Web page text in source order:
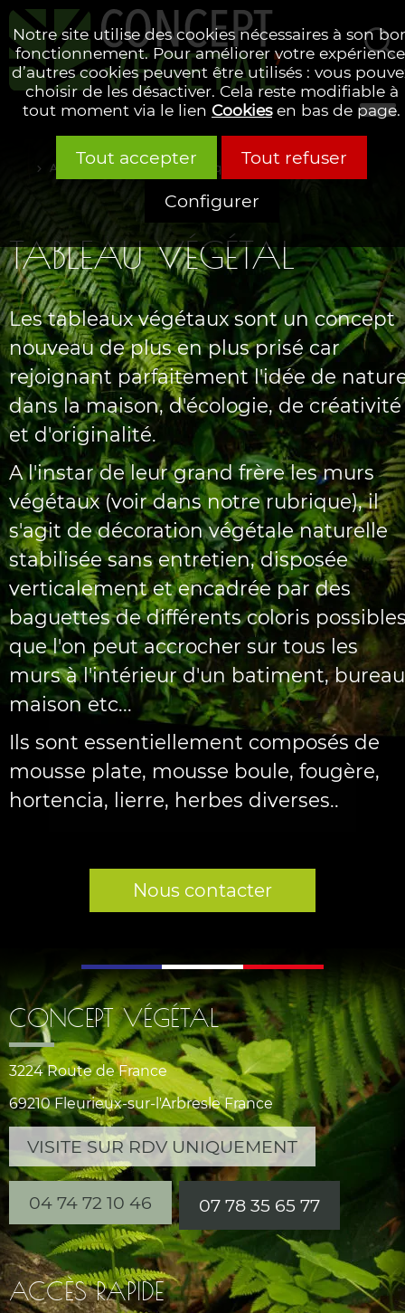
Notre site utilise des cookies nécessaires à son
fonctionnement. Pour améliorer votre
d’autres cookies peuvent être utilisés : vous
choisir de les désactiver. Cela reste modifiable à
tout moment via le lien Cookiesen bas de page.
Tout accepter
Tout refuser
Configurer
Rechercher
Accueil Glossaire alphabétique
TABLEAU VÉGÉTAL
Les tableaux végétaux sont un concept
nouveau de plus en plus prisé car
rejoignant parfaitement l'idée de
dans la maison, d'écologie, de créativité
et d'originalité.
A l'instar de leur grand frère les murs
végétaux (voir dans notre rubrique), il
s'agit de décoration végétale naturelle
stabilisée sans entretien, disposée
verticalement et encadrée par des
baguettes de différents coloris
que l'on peut accrocher sur tous les
murs à l'intérieur d'un batiment,
maison etc...
Ils sont essentiellement composés de
mousse plate, mousse boule, fougère,
hortencia, lierre, herbes diverses..
Nous contacter
CONCEPT VÉGÉTAL
3224 Route de France
69210 Fleurieux-sur-l'Arbresle France
VISITE SUR RDV UNIQUEMENT
04 74 72 10 46 07 78 35 65 77
ACCÈS RAPIDE